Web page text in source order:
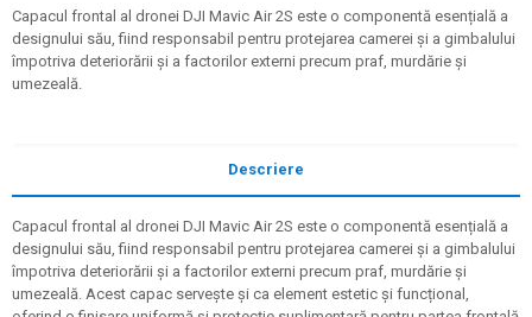
Capacul frontal al dronei DJI Mavic Air 2S este o componentă esențială a
designului său, fiind responsabil pentru protejarea camerei și a gimbalului
împotriva deteriorării și a factorilor externi precum praf, murdărie și
umezeală.
Descriere
Capacul frontal al dronei DJI Mavic Air 2S este o componentă esențială a
designului său, fiind responsabil pentru protejarea camerei și a gimbalului
împotriva deteriorării și a factorilor externi precum praf, murdărie și
umezeală. Acest capac servește și ca element estetic și funcțional,